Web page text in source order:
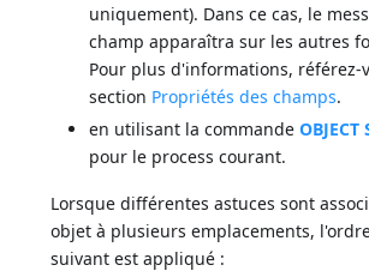
uniquement). Dans ce cas, le
champ apparaîtra sur les autres
Pour plus d'informations, référez-
section Propriétés des champs.
en utilisant la commandeOBJECT
pour le process courant.
Lorsque différentes astuces sont
objet à plusieurs emplacements,
suivant est appliqué :